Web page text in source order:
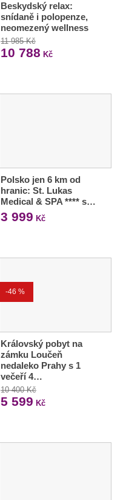
Beskydský relax:
snídaně i polopenze,
neomezený wellness
11 985 Kč
10 788 Kč
Polsko jen 6 km od
hranic: St. Lukas
Medical & SPA **** s…
3 999 Kč
-46 %
Královský pobyt na
zámku Loučeň
nedaleko Prahy s 1
večeří 4…
10 400 Kč
5 599 Kč